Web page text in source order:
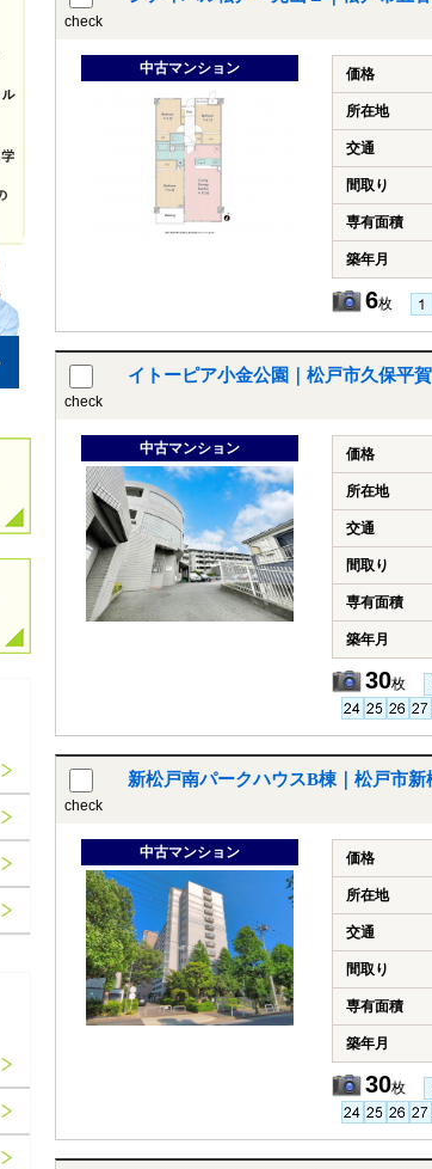
check
中古マンション 価格
所在地
交通
間取り
専有面積
築年月
6枚
check
イトーピア小金公園｜松戸市久保平
中古マンション 価格
所在地
交通
間取り
専有面積
築年月
30枚
check
新松戸南パークハウスB棟｜松戸市
中古マンション 価格
所在地
交通
間取り
専有面積
築年月
30枚